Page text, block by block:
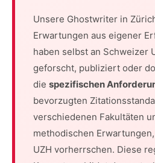
Unsere Ghostwriter in
Erwartungen aus eigener
haben selbst an Schweizer
geforscht, publiziert oder
die spezifischen
bevorzugten
verschiedenen Fakultäten
methodischen
UZH vorherrschen. Diese